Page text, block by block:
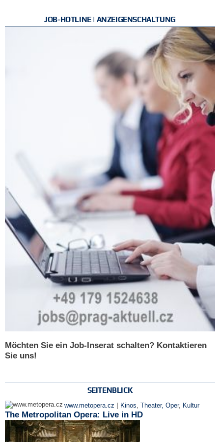
JOB-HOTLINE | ANZEIGENSCHALTUNG
Möchten Sie ein Job-Inserat schalten? Kontaktieren
Sie uns!
SEITENBLICK
www.metopera.cz | Kinos Theater, Oper, Kultur
The Metropolitan Opera: Live in HD